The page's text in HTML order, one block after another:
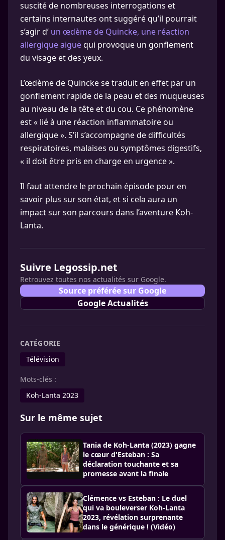
suscité de nombreuses interrogations et
certains internautes ont suggéré qu’il pourrait
s’agir d’ un œdème de Quincke, une réaction
allergique aiguëqui provoque un gonflement
du visage et des yeux.
L’œdème de Quincke se traduit en effet par un
gonflement rapide de la peau et des muqueuses
au niveau de la tête et du cou. Ce phénomène
est « lié à une réaction inflammatoire ou
allergique ». S’il s’accompagne de difficultés
respiratoires, malaises ou symptômes digestifs,
« il doit être pris en charge en urgence ».
Il faut attendre le prochain épisode pour en
savoir plus sur son état, et si cela aura un
impact sur son parcours dans l’aventure Koh-
Lanta.
Suivre Legossip.net
Retrouvez toutes nos actualités sur Google.
Source préférée sur Google
Google Actualités
CATÉGORIE
Télévision
Mots-clés :
Koh-Lanta 2023
Sur le même sujet
Tania de Koh-Lanta (2023) gagne
le cœur d'Esteban : Sa
déclaration touchante et sa
promesse avant la finale
Clémence vs Esteban : Le duel
qui va bouleverser Koh-Lanta
2023, révélation surprenante
dans le générique ! (Vidéo)